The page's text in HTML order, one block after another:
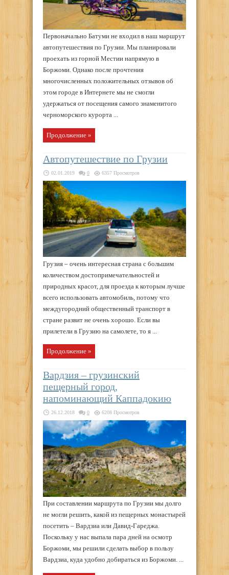
Первоначально Батуми не входил в наш маршрут
автопутешествия по Грузии. Мы планировали
проехать из горной Местии напрямую в
Боржоми. Однако после прочтения
многочисленных положительных отзывов об
этом городе в Интернете мы не смогли
удержаться от посещения самого знаменитого
черноморского курорта ...
Продолжение »
Автопутешествие по Грузии
02.01.2019 0 6357 Просмотров
Грузия – очень интересная страна с большим
количеством достопримечательностей и
природных красот, для проезда к которым лучше
всего использовать автомобиль, потому что
междугородний общественный транспорт в
стране развит не очень хорошо. Если вы
прилетели в Грузию на самолете, то я ...
Продолжение »
Вардзия – грузинский
пещерный город,
напоминающий Каппадокию
26.12.2018 0 6208 Просмотров
При составлении маршрута по Грузии мы долго
не могли решить, какой из пещерных монастырей
посетить – Вардзиа или Давид-Гареджа.
Поскольку у нас выпала пара дней на осмотр
Боржоми, мы решили сделать выбор в пользу
Вардзиа, куда удобно добираться из Боржоми. ...